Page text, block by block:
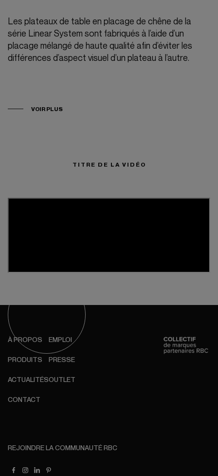
Les plateaux de table en placage de chêne de la
série Linear System sont fabriqués à l’aide d’un
placage mélangé de haute qualité afin d’éviter les
différences d’aspect visuel d’un plateau à l’autre.
VOIR PLUS
TITRE DE LA VIDÉO
À PROPOS
PRODUITS
ACTUALITÉS
CONTACT
EMPLOI
PRESSE
OUTLET
REJOINDRE LA COMMUNAUTÉ RBC